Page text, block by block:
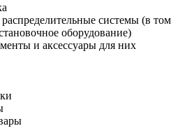
системы (в том
оборудование)
и аксессуары для них